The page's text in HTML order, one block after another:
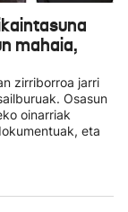
mahaia,
zirriborroa jarri
Osasun
oinarriak
eta